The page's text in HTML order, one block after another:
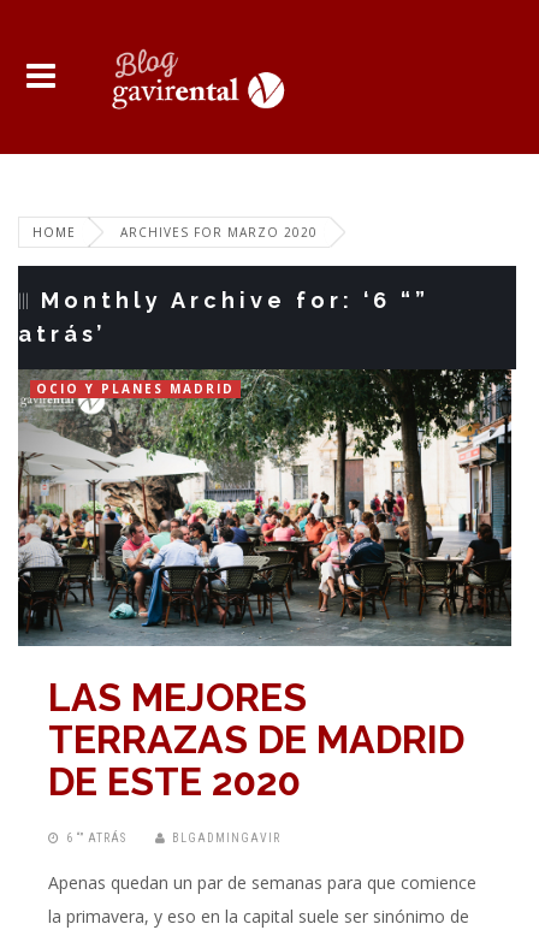
HOME ARCHIVES FOR MARZO 2020
Monthly Archive for: ‘6 “”
atrás’
OCIO Y PLANES MADRID
LAS MEJORES
TERRAZAS DE MADRID
DE ESTE 2020
6 “” ATRÁS BLGADMINGAVIR
Apenas quedan un par de semanas para que comience
la primavera, y eso en la capital suele ser sinónimo de